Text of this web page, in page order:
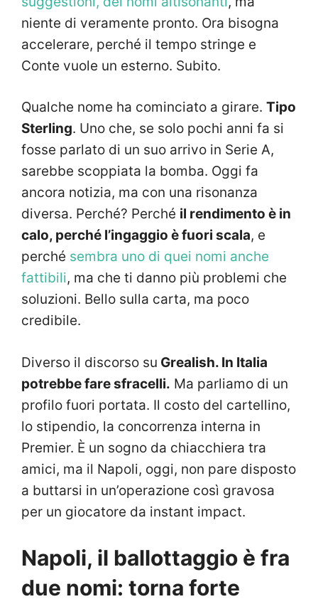
niente di veramente pronto. Ora bisogna
accelerare, perché il tempo stringe e
Conte vuole un esterno. Subito.
Qualche nome ha cominciato a girare. Tipo
Sterling. Uno che, se solo pochi anni fa si
fosse parlato di un suo arrivo in Serie A,
sarebbe scoppiata la bomba. Oggi fa
ancora notizia, ma con una risonanza
diversa. Perché? Perché il rendimento è in
calo, perché l’ingaggio è fuori scala, e
perché sembra uno di quei nomi anche
fattibili, ma che ti danno più problemi che
soluzioni. Bello sulla carta, ma poco
credibile.
Diverso il discorso su Grealish. In Italia
potrebbe fare sfracelli. Ma parliamo di un
profilo fuori portata. Il costo del cartellino,
lo stipendio, la concorrenza interna in
Premier. È un sogno da chiacchiera tra
amici, ma il Napoli, oggi, non pare disposto
a buttarsi in un’operazione così gravosa
per un giocatore da instant impact.
Napoli, il ballottaggio è fra
due nomi: torna forte